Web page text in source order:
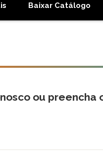
Baixar Catálogo
ou preencha